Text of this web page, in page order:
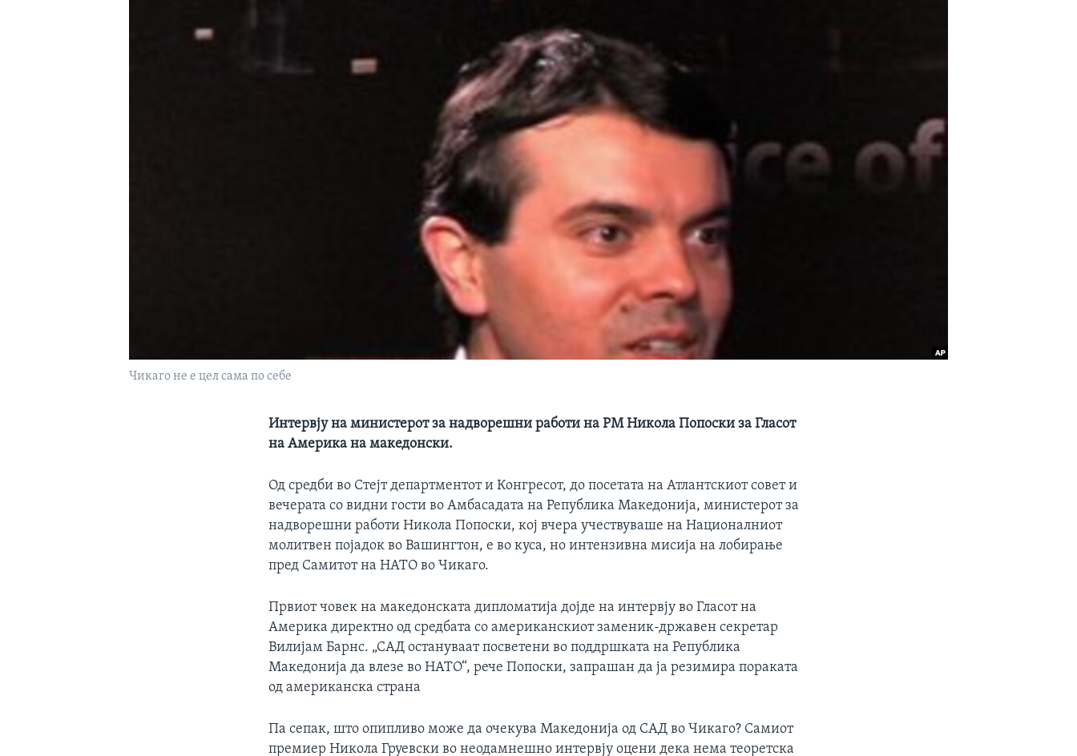
Чикаго не е цел сама по себе
Интервју на министерот за надворешни работи на РМ Никола Попоски за Гласот
на Америка на македонски.
Од средби во Стејт департментот и Конгресот, до посетата на Атлантскиот совет и
вечерата со видни гости во Амбасадата на Република Македонија, министерот за
надворешни работи Никола Попоски, кој вчера учествуваше на Националниот
молитвен појадок во Вашингтон, е во куса, но интензивна мисија на лобирање
пред Самитот на НАТО во Чикаго.
Првиот човек на македонската дипломатија дојде на интервју во Гласот на
Америка директно од средбата со американскиот заменик-државен секретар
Вилијам Барнс. „САД остануваат посветени во поддршката на Република
Македонија да влезе во НАТО“, рече Попоски, запрашан да ја резимира пораката
од американска страна
Па сепак, што опипливо може да очекува Македонија од САД во Чикаго? Самиот
премиер Никола Груевски во неодамнешно интервју оцени дека нема теоретска